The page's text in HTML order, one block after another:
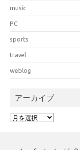
music
PC
sports
travel
weblog
アーカイブ
ア